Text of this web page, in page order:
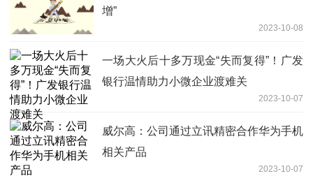
增”
2023-10-08
一场大火后十多万现金“失而复得”！广发
银行温情助力小微企业渡难关
2023-10-07
威尔高：公司通过立讯精密合作华为手机
相关产品
2023-10-07